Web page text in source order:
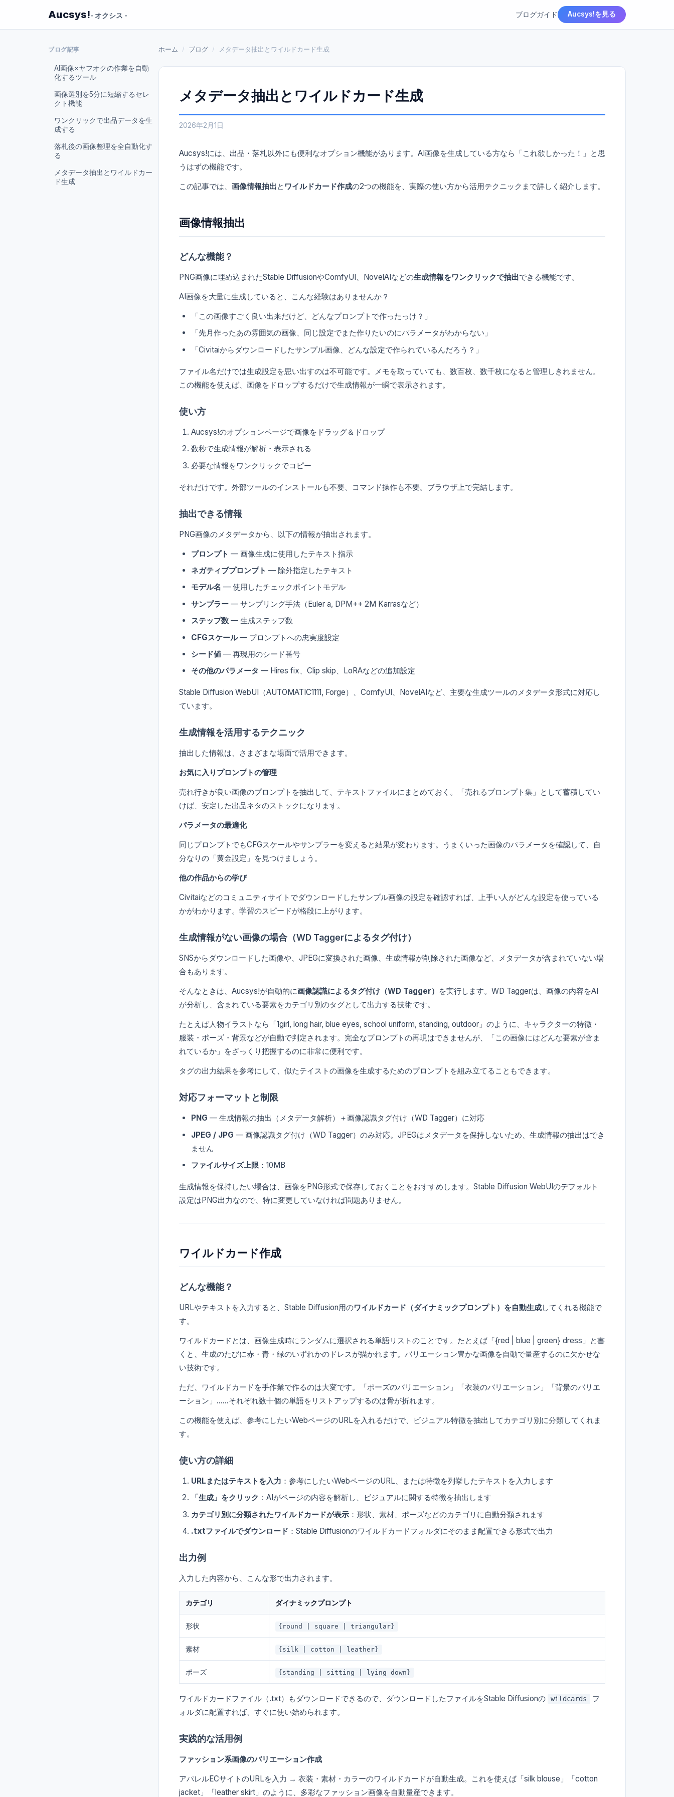
Aucsys!- オクシス - ブログガイド Aucsys!を見る
ブログ記事
AI画像×ヤフオクの作業を自動
化するツール
画像選別を5分に短縮するセレ
クト機能
ワンクリックで出品データを生
成する
落札後の画像整理を全自動化す
る
メタデータ抽出とワイルドカー
ド生成
ホーム / ブログ / メタデータ抽出とワイルドカード生成
メタデータ抽出とワイルドカード生成
2026年2月1日
Aucsys!には、出品・落札以外にも便利なオプション機能があります。AI画像を生成している方なら「これ欲しかった！」と思
うはずの機能です。
この記事では、 画像情報抽出と ワイルドカード作成の2つの機能を、実際の使い方から活用テクニックまで詳しく紹介します。
画像情報抽出
どんな機能？
PNG画像に埋め込まれたStable DiffusionやComfyUI、NovelAIなどの生成情報をワンクリックで抽出できる機能です。
AI画像を大量に生成していると、こんな経験はありませんか？
「この画像すごく良い出来だけど、どんなプロンプトで作ったっけ？」
「先月作ったあの雰囲気の画像、同じ設定でまた作りたいのにパラメータがわからない」
「Civitaiからダウンロードしたサンプル画像、どんな設定で作られているんだろう？」
ファイル名だけでは生成設定を思い出すのは不可能です。メモを取っていても、数百枚、数千枚になると管理しきれません。
この機能を使えば、画像をドロップするだけで生成情報が一瞬で表示されます。
使い方
Aucsys!のオプションページで画像をドラッグ＆ドロップ
数秒で生成情報が解析・表示される
必要な情報をワンクリックでコピー
それだけです。外部ツールのインストールも不要、コマンド操作も不要。ブラウザ上で完結します。
抽出できる情報
PNG画像のメタデータから、以下の情報が抽出されます。
プロンプト — 画像生成に使用したテキスト指示
ネガティブプロンプト — 除外指定したテキスト
モデル名 — 使用したチェックポイントモデル
サンプラー — サンプリング手法（Euler a, DPM++ 2M Karrasなど）
ステップ数 — 生成ステップ数
CFGスケール— プロンプトへの忠実度設定
シード値 — 再現用のシード番号
その他のパラメータ — Hires fix、Clip skip、LoRAなどの追加設定
Stable Diffusion WebUI（AUTOMATIC1111, Forge）、ComfyUI、NovelAIなど、主要な生成ツールのメタデータ形式に対応し
ています。
生成情報を活用するテクニック
抽出した情報は、さまざまな場面で活用できます。
お気に入りプロンプトの管理
売れ行きが良い画像のプロンプトを抽出して、テキストファイルにまとめておく。「売れるプロンプト集」として蓄積してい
けば、安定した出品ネタのストックになります。
パラメータの最適化
同じプロンプトでもCFGスケールやサンプラーを変えると結果が変わります。うまくいった画像のパラメータを確認して、自
分なりの「黄金設定」を見つけましょう。
他の作品からの学び
Civitaiなどのコミュニティサイトでダウンロードしたサンプル画像の設定を確認すれば、上手い人がどんな設定を使っている
かがわかります。学習のスピードが格段に上がります。
生成情報がない画像の場合（WD Taggerによるタグ付け）
SNSからダウンロードした画像や、JPEGに変換された画像、生成情報が削除された画像など、メタデータが含まれていない場
合もあります。
そんなときは、Aucsys!が自動的に画像認識によるタグ付け（WD Tagger） を実行します。WD Taggerは、画像の内容をAI
が分析し、含まれている要素をカテゴリ別のタグとして出力する技術です。
たとえば人物イラストなら「1girl, long hair, blue eyes, school uniform, standing, outdoor」のように、キャラクターの特徴・
服装・ポーズ・背景などが自動で判定されます。完全なプロンプトの再現はできませんが、「この画像にはどんな要素が含ま
れているか」をざっくり把握するのに非常に便利です。
タグの出力結果を参考にして、似たテイストの画像を生成するためのプロンプトを組み立てることもできます。
対応フォーマットと制限
PNG — 生成情報の抽出（メタデータ解析）＋画像認識タグ付け（WD Tagger）に対応
JPEG / JPG — 画像認識タグ付け（WD Tagger）のみ対応。JPEGはメタデータを保持しないため、生成情報の抽出はでき
ません
ファイルサイズ上限 ：10MB
生成情報を保持したい場合は、画像をPNG形式で保存しておくことをおすすめします。Stable Diffusion WebUIのデフォルト
設定はPNG出力なので、特に変更していなければ問題ありません。
ワイルドカード作成
どんな機能？
URLやテキストを入力すると、Stable Diffusion用のワイルドカード（ダイナミックプロンプト）を自動生成してくれる機能で
す。
ワイルドカードとは、画像生成時にランダムに選択される単語リストのことです。たとえば「{red | blue | green} dress」と書
くと、生成のたびに赤・青・緑のいずれかのドレスが描かれます。バリエーション豊かな画像を自動で量産するのに欠かせな
い技術です。
ただ、ワイルドカードを手作業で作るのは大変です。「ポーズのバリエーション」「衣装のバリエーション」「背景のバリエ
ーション」……それぞれ数十個の単語をリストアップするのは骨が折れます。
この機能を使えば、参考にしたいWebページのURLを入れるだけで、ビジュアル特徴を抽出してカテゴリ別に分類してくれま
す。
使い方の詳細
URLまたはテキストを入力 ：参考にしたいWebページのURL、または特徴を列挙したテキストを入力します
「生成」をクリック ：AIがページの内容を解析し、ビジュアルに関する特徴を抽出します
カテゴリ別に分類されたワイルドカードが表示 ：形状、素材、ポーズなどのカテゴリに自動分類されます
.txtファイルでダウンロード ：Stable Diffusionのワイルドカードフォルダにそのまま配置できる形式で出力
出力例
入力した内容から、こんな形で出力されます。
カテゴリ ダイナミックプロンプト
形状 {round | square | triangular}
素材 {silk | cotton | leather}
ポーズ {standing | sitting | lying down}
ワイルドカードファイル（.txt）もダウンロードできるので、ダウンロードしたファイルをStable Diffusionの wildcards
フ
ォルダに配置すれば、すぐに使い始められます。
実践的な活用例
ファッション系画像のバリエーション作成
アパレルECサイトのURLを入力 → 衣装・素材・カラーのワイルドカードが自動生成。これを使えば「silk blouse」「cotton
jacket」「leather skirt」のように、多彩なファッション画像を自動量産できます。